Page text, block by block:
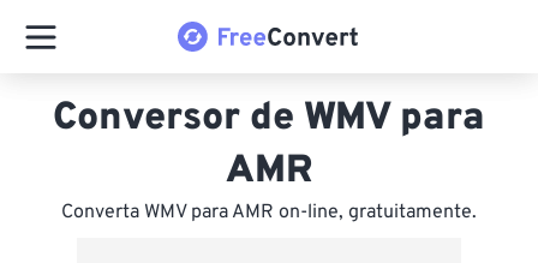
Conversor de WMV para
AMR
Converta WMV para AMR on-line, gratuitamente.